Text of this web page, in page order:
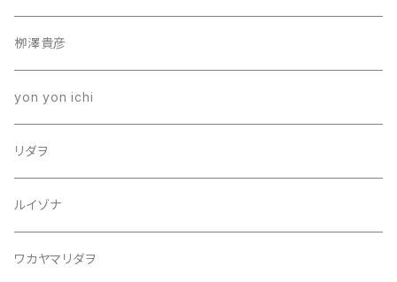
栁澤貴彦
yon yon ichi
リダヲ
ルイゾナ
ワカヤマリダヲ